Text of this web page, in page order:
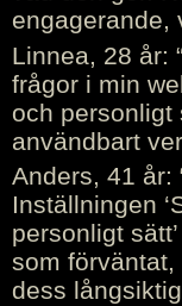
engagerande,
Linnea, 28 år:
frågor i min
och personligt
användbart
Anders, 41 år:
Inställningen
personligt
som
dess